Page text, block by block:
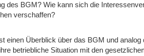
des BGM? Wie kann sich die
verschaffen?
einen Überblick über das BGM und
betriebliche Situation mit den